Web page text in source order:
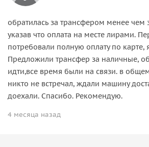
обратилась за трансфером менее чем
указав что оплата на месте лирами.
потребовали полную оплату по карте,
Предложили трансфер за наличные,
идти,все время были на связи. в
никто не встречал, ждали машину
доехали. Спасибо. Рекомендую.
4 месяца назад